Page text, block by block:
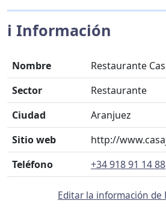
ℹ️ Información
Nombre
Restaurante
Sector
Restaurante
Ciudad
Aranjuez
Sitio web
http://
Teléfono
+34 918 91 14 88
Editar la información de